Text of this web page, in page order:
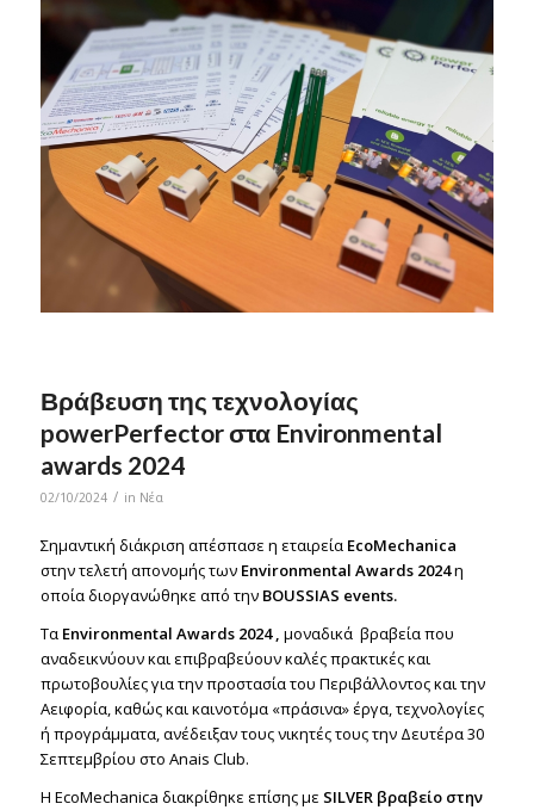
Βράβευση της τεχνολογίας
powerPerfector στα Environmental
awards 2024
02/10/2024 / in Νέα
Σημαντική διάκριση απέσπασε η εταιρεία ΕcoMechanica
στην τελετή απονομής των Environmental Awards 2024η
οποίαδιοργανώθηκε από την BOUSSIAS events.
Τα Environmental Αwards 2024 , μοναδικά βραβεία που
αναδεικνύουν και επιβραβεύουν καλές πρακτικές και
πρωτοβουλίες για την προστασία του Περιβάλλοντος και την
Αειφορία, καθώς και καινοτόμα «πράσινα» έργα, τεχνολογίες
ή προγράμματα, ανέδειξαν τους νικητές τους την Δευτέρα 30
Σεπτεμβρίου στο Anais Club.
H EcoMechanica διακρίθηκε επίσης με SILVER βραβείο στην